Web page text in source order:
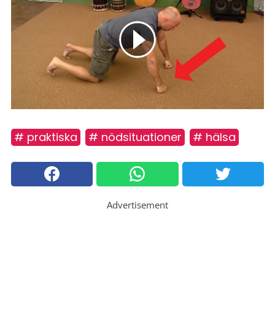
# praktiska # nödsituationer # hälsa
Advertisement